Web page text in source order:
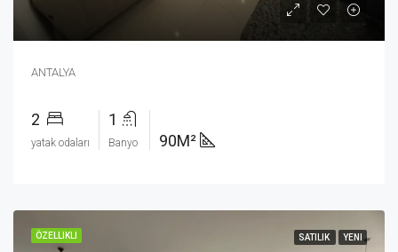
ANTALYA
2
yatak odaları
1
Banyo 90M²
ÖZELLIKLI SATILIK YENI